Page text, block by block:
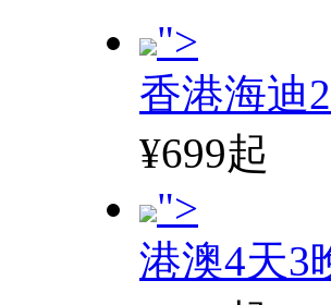
">
香港海迪
¥699起
">
港澳4天3